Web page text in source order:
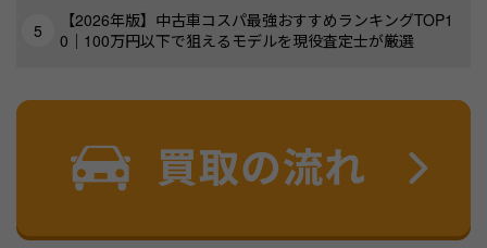
【2026年版】中古車コスパ最強おすすめランキングTOP1
0｜100万円以下で狙えるモデルを現役査定士が厳選